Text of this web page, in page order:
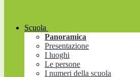
Scuola
Panoramica
Presentazione
I luoghi
Le persone
I numeri della scuola